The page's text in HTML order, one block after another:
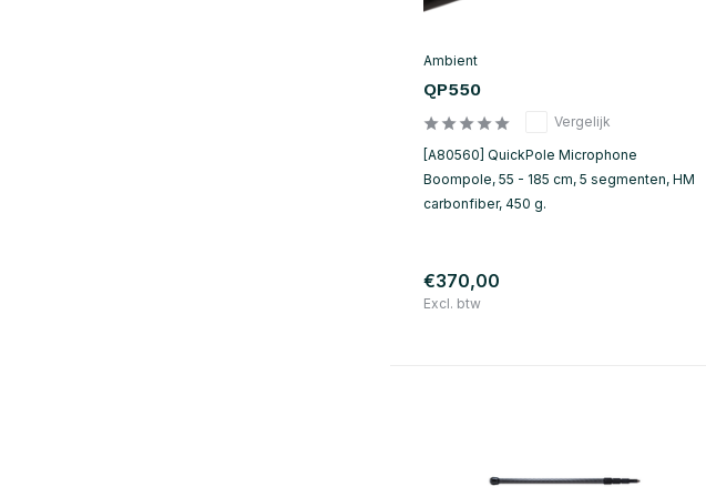
Ambient
QP550
Vergelijk
[A80560] QuickPole Microphone
Boompole, 55 - 185 cm, 5 segmenten, HM
carbonfiber, 450 g.
€370,00
Excl. btw